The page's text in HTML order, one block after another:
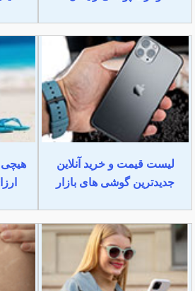
لیست قیمت و خرید آنلاین
جدیدترین گوشی های بازار
هیچی